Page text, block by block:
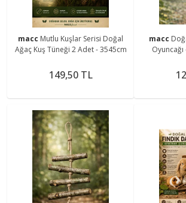
macc Mutlu Kuşlar Serisi Doğal
Ağaç Kuş Tüneği 2 Adet - 3545cm
149,50 TL
macc
Oyuncağı